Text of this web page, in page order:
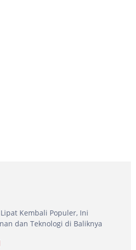
Kembali Populer, Ini
dan Teknologi di Baliknya